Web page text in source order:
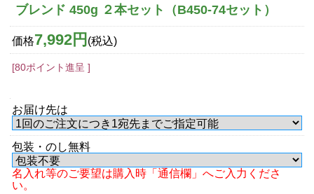
ブレンド 450g ２本セット（B450-74セット）
価格7,992円 (税込)
[80ポイント進呈 ]
お届け先は
包装・のし無料
名入れ等のご要望は購入時「通信欄」へご入力くださ
い。